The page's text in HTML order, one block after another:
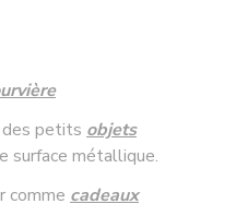
petits objets
surface métallique.
comme cadeaux